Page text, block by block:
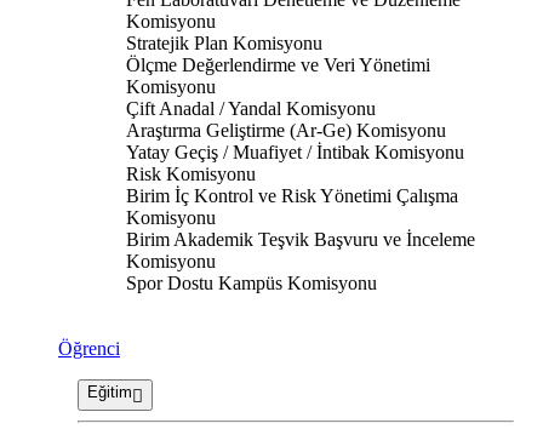
Komisyonu
Stratejik Plan Komisyonu
Ölçme Değerlendirme ve Veri Yönetimi
Komisyonu
Çift Anadal / Yandal Komisyonu
Araştırma Geliştirme (Ar-Ge) Komisyonu
Yatay Geçiş / Muafiyet / İntibak Komisyonu
Risk Komisyonu
Birim İç Kontrol ve Risk Yönetimi Çalışma
Komisyonu
Birim Akademik Teşvik Başvuru ve İnceleme
Komisyonu
Spor Dostu Kampüs Komisyonu
Öğrenci
Eğitim